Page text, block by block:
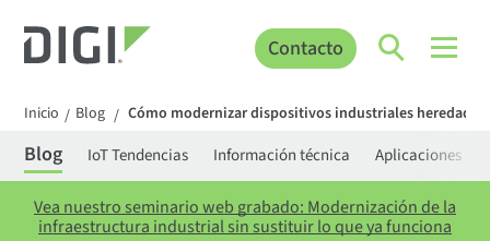
Contacto
Inicio / Blog / Cómo modernizar dispositivos industriales
Blog IoT Tendencias Información técnica Aplicaciones
Vea nuestro seminario web grabado: Modernización de la
infraestructura industrial sin sustituir lo que ya funciona